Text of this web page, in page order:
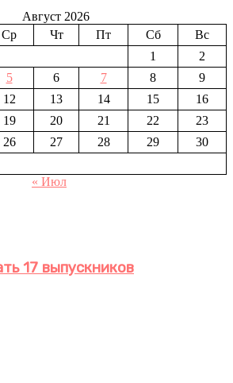
Август 2026
Ср Чт Пт Сб
Вс
1
2
5 6 7 8
9
12 13 14 15
16
19 20 21 22
23
26 27 28 29
30
« Июл
17 выпускников